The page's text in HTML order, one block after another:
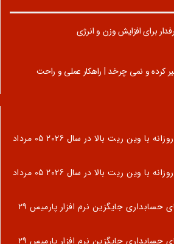
برای افزایش وزن و انرژی
کرده و نمی چرخد | راهکار عملی و راحت
۰۵ مرداد
۰۵ مرداد
حسابداری جایگزین نرم افزار پارمیس ۲۹
حسابداری جایگزین نرم افزار پارمیس ۲۹